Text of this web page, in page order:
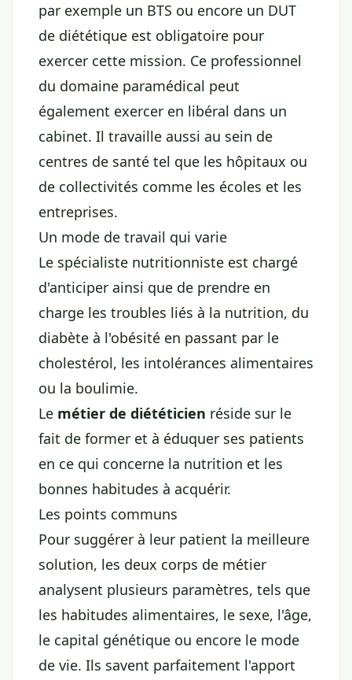
par exemple un BTS ou encore un DUT
de diététique est obligatoire pour
exercer cette mission. Ce professionnel
du domaine paramédical peut
également exercer en libéral dans un
cabinet. Il travaille aussi au sein de
centres de santé tel que les hôpitaux ou
de collectivités comme les écoles et les
entreprises.
Un mode de travail qui varie
Le spécialiste nutritionniste est chargé
d'anticiper ainsi que de prendre en
charge les troubles liés à la nutrition, du
diabète à l'obésité en passant par le
cholestérol, les intolérances alimentaires
ou la boulimie.
Le métier de diététicien réside sur le
fait de former et à éduquer ses patients
en ce qui concerne la nutrition et les
bonnes habitudes à acquérir.
Les points communs
Pour suggérer à leur patient la meilleure
solution, les deux corps de métier
analysent plusieurs paramètres, tels que
les habitudes alimentaires, le sexe, l'âge,
le capital génétique ou encore le mode
de vie. Ils savent parfaitement l'apport